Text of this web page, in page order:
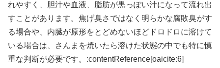
れやすく、胆汁や血液、脂肪が黒っぽい汁になって流れ出
すことがあります。焦げ臭さではなく明らかな腐敗臭がす
る場合や、内臓が原形をとどめないほどドロドロに溶けて
いる場合は、さんまを焼いたら溶けた状態の中でも特に慎
重な判断が必要です。:contentReference[oaicite:6]